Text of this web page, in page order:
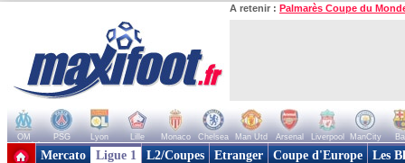
A retenir : Palmarès Coupe du
OM PSG Lyon Lille Monaco Chelsea Man Utd Arsenal Liverpool ManCity
+ de clubs
Mercato Ligue 1 L2/Coupes Etranger Coupe d'Europe Les